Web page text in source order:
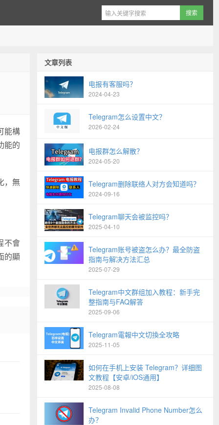
能構
能的
，無
不會
的顯
文章列表
电报有客服吗？
2024-04-23
Telegram怎么设置中文？
2026-02-24
电报群怎么解散？
2024-05-20
Telegram删除联络人对方会知道吗？
2024-09-16
Telegram聊天会被监控吗？
2025-04-10
Telegram账号被盗怎么办？最全防盗
指南与解决方法汇总
2025-07-29
Telegram中文群组加入教程：新手完
整指南与FAQ解答
2025-09-06
Telegram電報中文切換全攻略
2025-11-05
如何在手机上安装 Telegram？详细图
文教程【安卓/iOS通用】
2025-08-08
Telegram Invalid Phone Number怎么
办？